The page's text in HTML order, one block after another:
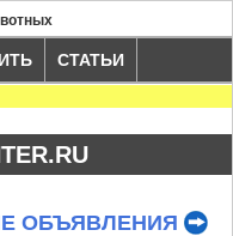
СТАТЬИ
ОБЪЯВЛЕНИЯ